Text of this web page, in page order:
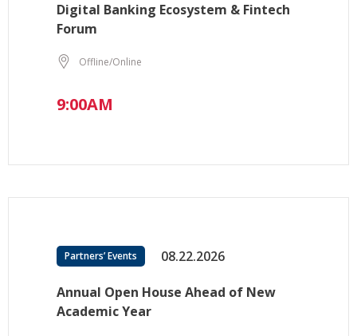
Digital Banking Ecosystem & Fintech
Forum
Offline/Online
9:00AM
Partners’ Events 08.22.2026
Annual Open House Ahead of New
Academic Year